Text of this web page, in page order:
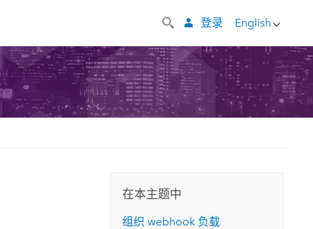
English
登录
在本主题中
组织 webhook 负载